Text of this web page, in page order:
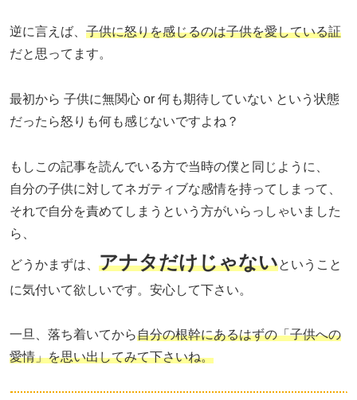
逆に言えば、 子供に怒りを感じるのは子供を愛している証
だと思ってます。
最初から 子供に無関心 or 何も期待していない という状態
だったら怒りも何も感じないですよね？
もしこの記事を読んでいる方で当時の僕と同じように、
自分の子供に対してネガティブな感情を持ってしまって、
それで自分を責めてしまうという方がいらっしゃいました
ら、
どうかまずは、 アナタだけじゃないということ
に気付いて欲しいです。安心して下さい。
一旦、落ち着いてから自分の根幹にあるはずの「子供への
愛情」を思い出してみて下さいね。